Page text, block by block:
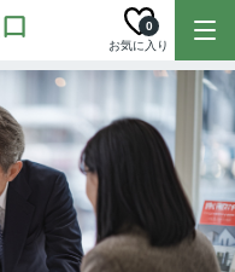
お気に入り
0